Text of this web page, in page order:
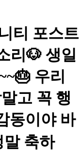
티 포스트
리🐶 생일
우리
고 꼭 행
동이야 바
말 축하